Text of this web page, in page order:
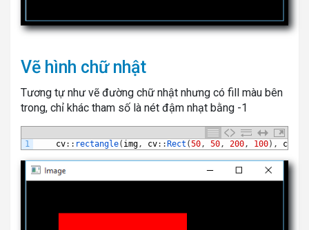
Vẽ hình chữ nhật
Tương tự như vẽ đường chữ nhật nhưng có fill màu bên
trong, chỉ khác tham số là nét đậm nhạt bằng -1
1 cv: : rectangle( img, cv: : Rect (50, 50, 200, 100) , cv